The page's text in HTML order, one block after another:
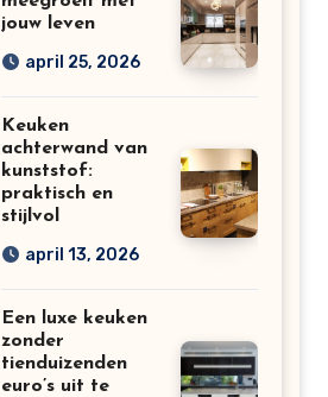
jouw leven
april 25, 2026
Keuken
achterwand van
kunststof:
praktisch en
stijlvol
april 13, 2026
Een luxe keuken
zonder
tienduizenden
euro’s uit te